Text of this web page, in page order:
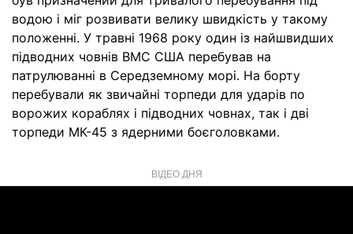
водою і міг розвивати велику швидкість у такому
положенні. У травні 1968 року один із найшвидших
підводних човнів ВМС США перебував на
патрулюванні в Середземному морі. На борту
перебували як звичайні торпеди для ударів по
ворожих кораблях і підводних човнах, так і дві
торпеди МК-45 з ядерними боєголовками.
ВІДЕО ДНЯ